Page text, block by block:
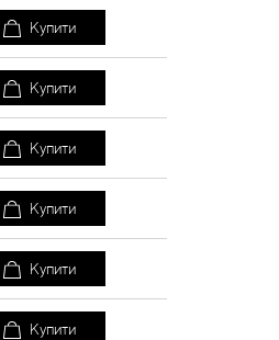
Купити
Купити
Купити
Купити
Купити
Купити